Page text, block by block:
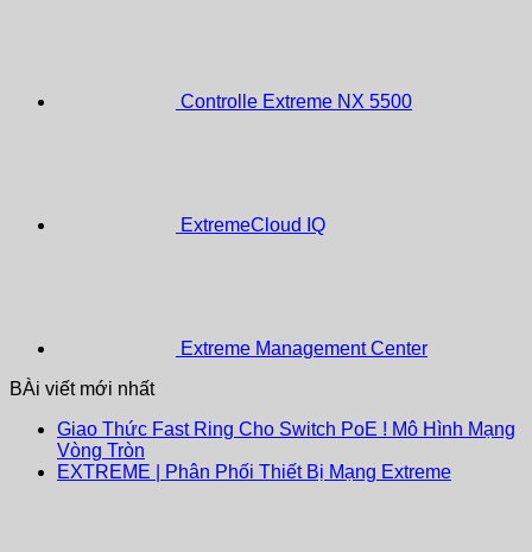
Controlle Extreme NX 5500
ExtremeCloud IQ
Extreme Management Center
BÀi viết mới nhất
Giao Thức Fast Ring Cho Switch PoE ! Mô Hình Mạng
Vòng Tròn
EXTREME | Phân Phối Thiết Bị Mạng Extreme